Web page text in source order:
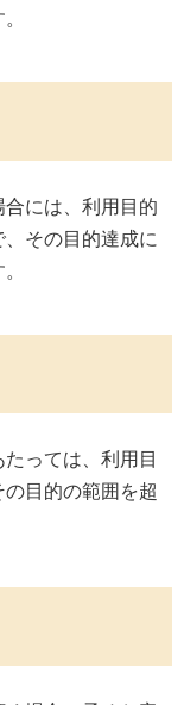
には、利用目的
、その目的達成に
っては、利用目
目的の範囲を超